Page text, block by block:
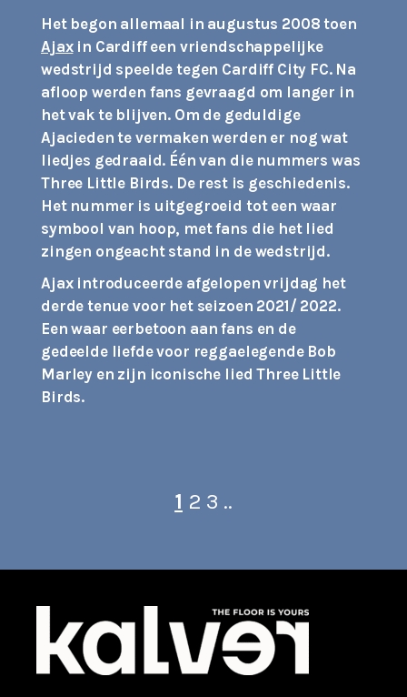
Het begon allemaal in augustus 2008 toen
Ajaxin Cardiff een vriendschappelijke
wedstrijd speelde tegen Cardiff City FC. Na
afloop werden fans gevraagd om langer in
het vak te blijven. Om de geduldige
Ajacieden te vermaken werden er nog wat
liedjes gedraaid. Één van die nummers was
Three Little Birds. De rest is geschiedenis.
Het nummer is uitgegroeid tot een waar
symbool van hoop, met fans die het lied
zingen ongeacht stand in de wedstrijd.
Ajax introduceerde afgelopen vrijdag het
derde tenue voor het seizoen 2021/ 2022.
Een waar eerbetoon aan fans en de
gedeelde liefde voor reggaelegende Bob
Marley en zijn iconische lied Three Little
Birds.
1 2 3 ..